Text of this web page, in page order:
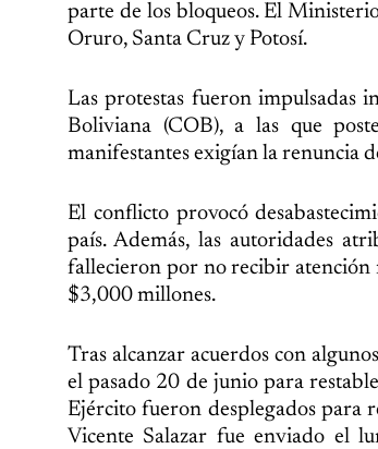
parte de los bloqueos. El
Oruro, Santa Cruz y Potosí.
Las protestas fueron impulsadas
Boliviana (COB), a las que
manifestantes exigían la renuncia
El conflicto provocó
país. Además, las autoridades
fallecieron por no recibir atención
$3,000 millones.
Tras alcanzar acuerdos con
el pasado 20 de junio para
Ejército fueron desplegados para
Vicente Salazar fue enviado el